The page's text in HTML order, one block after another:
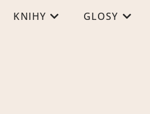
KNIHY GLOSY